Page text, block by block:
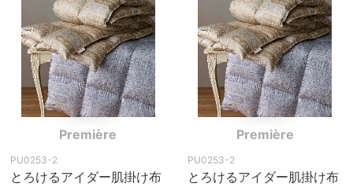
Première
PU0253-2
とろけるアイダー肌掛け布
Première
PU0253-2
とろけるアイダー肌掛け布